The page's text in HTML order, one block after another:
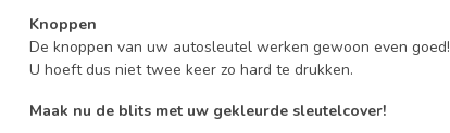
Knoppen
De knoppen van uw autosleutel werken gewoon even goed!
U hoeft dus niet twee keer zo hard te drukken.
Maak nu de blits met uw gekleurde sleutelcover!